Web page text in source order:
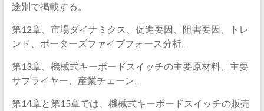
途別で掲載する。
第12章、市場ダイナミクス、促進要因、阻害要因、トレ
ンド、ポーターズファイブフォース分析。
第13章、機械式キーボードスイッチの主要原材料、主要
サプライヤー、産業チェーン。
第14章と第15章では、機械式キーボードスイッチの販売